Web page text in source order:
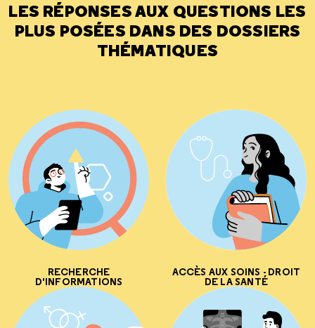
LES RÉPONSES AUX QUESTIONS LES
PLUS POSÉES DANS DES DOSSIERS
THÉMATIQUES
RECHERCHE
D'INFORMATIONS
ACCÈS AUX SOINS - DROIT
DE LA SANTÉ